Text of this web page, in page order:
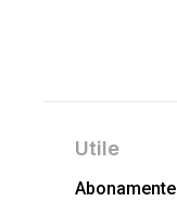
Utile
Abonamente